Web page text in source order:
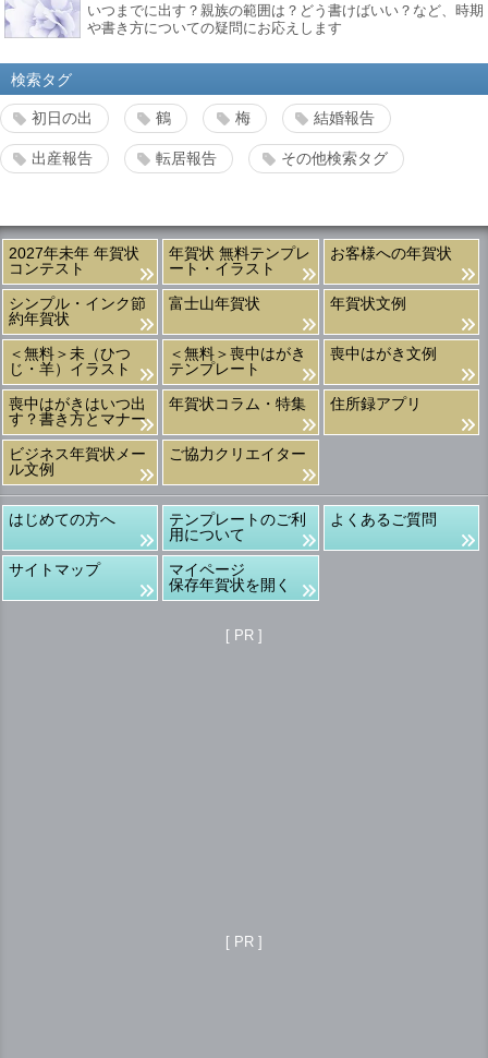
いつまでに出す？親族の範囲は？どう書けばいい？など、時期
書き方についての疑問にお応えします
検索タグ
初日の出 鶴 梅 結婚報告
出産報告 転居報告 その他検索タグ
2027年未年 年賀状
コンテスト
年賀状 無料テンプレ
ート・イラスト
お客様への年賀状
シンプル・インク節
約年賀状
富士山年賀状 年賀状文例
＜無料＞未（ひつ
じ・羊）イラスト
＜無料＞喪中はがき
テンプレート
喪中はがき文例
喪中はがきはいつ出
す？書き方とマナー
年賀状コラム・特集 住所録アプリ
ビジネス年賀状メー
ル文例
ご協力クリエイター
はじめての方へ
テンプレートのご利
用について
よくあるご質問
サイトマップ
マイページ
保存年賀状を開く
[ PR ]
[ PR ]